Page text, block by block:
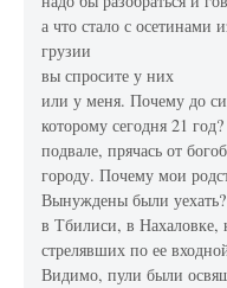
а что стало с осетинами
грузии
вы спросите у них
или у меня. Почему до
которому сегодня 21
подвале, прячась от
городу. Почему мои
Вынуждены были
в Тбилиси, в Нахаловке,
стрелявших по ее
Видимо, пули были